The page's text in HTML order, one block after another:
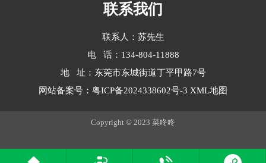
联系我们
联系人：苏先生
电 话：134-804-11888
地 址：东莞市东城街道丁平甲路7号
网站备案号： 粤ICP备2024338602号-3 XML地图
Copyright © 2023 菜咚咚